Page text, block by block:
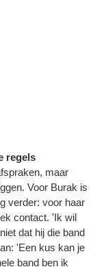
regels
maar
Voor Burak is
verder: voor haar
contact. 'Ik wil
dat hij die band
'Een kus kan je
band ben ik